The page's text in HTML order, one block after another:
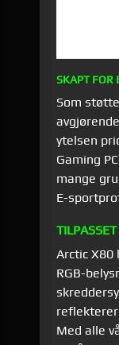
SKAPT FOR
Som
ytelsen
Gaming
mange
E-
Arctic
RGB-
Med alle